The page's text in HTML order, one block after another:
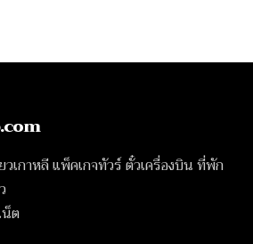
เกาหลี แพ็คเกจทัวร์ ตั๋วเครื่องบิน ที่พัก
ต